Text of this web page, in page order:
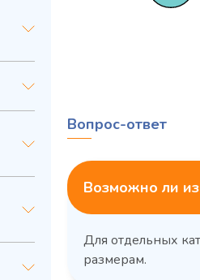
Вопрос-ответ
Возможно ли
Для отдельных
размерам.